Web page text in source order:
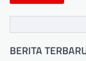
BERITA